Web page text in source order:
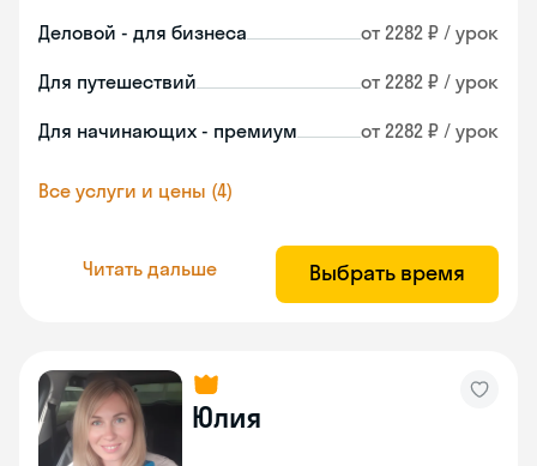
Деловой - для бизнеса от 2282 ₽ / урок
Для путешествий от 2282 ₽ / урок
Для начинающих - премиум от 2282 ₽ / урок
Все услуги и цены (4)
Читать дальше Выбрать время
Юлия